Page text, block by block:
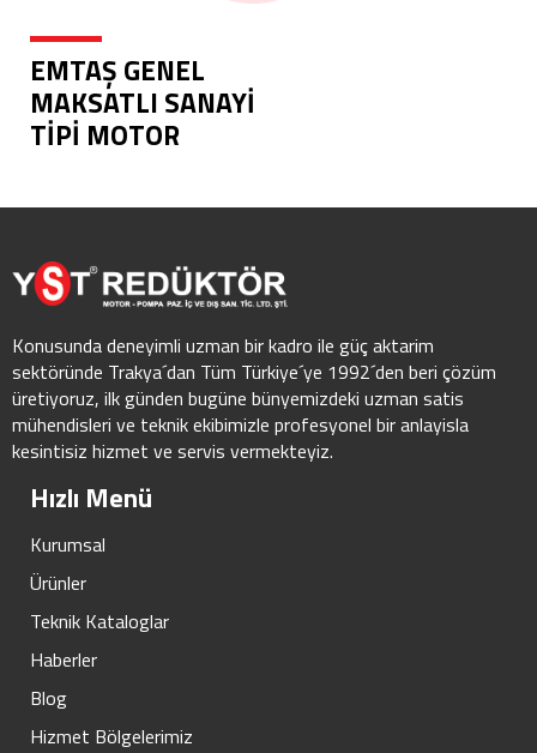
EMTAŞ GENEL
MAKSATLI SANAYİ
TİPİ MOTOR
Konusunda deneyimli uzman bir kadro ile güç aktarim
sektöründe Trakya´dan Tüm Türkiye´ye 1992´den beri çözüm
üretiyoruz, ilk günden bugüne bünyemizdeki uzman satis
mühendisleri ve teknik ekibimizle profesyonel bir anlayisla
kesintisiz hizmet ve servis vermekteyiz.
Hızlı Menü
Kurumsal
Ürünler
Teknik Kataloglar
Haberler
Blog
Hizmet Bölgelerimiz